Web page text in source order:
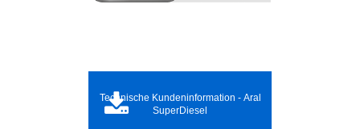
Technische Kundeninformation - Aral
SuperDiesel